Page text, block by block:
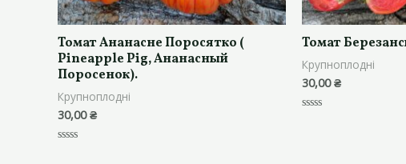
Томат Ананасне Поросятко (
Pineapple Pig, Ананасный
Поросенок).
Крупноплодні
30,00₴
Томат
Крупноплодні
30,00₴